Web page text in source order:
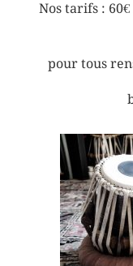
Nos tarifs :
pour tous